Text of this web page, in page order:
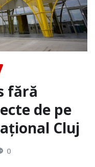
fără
de pe
Cluj
0